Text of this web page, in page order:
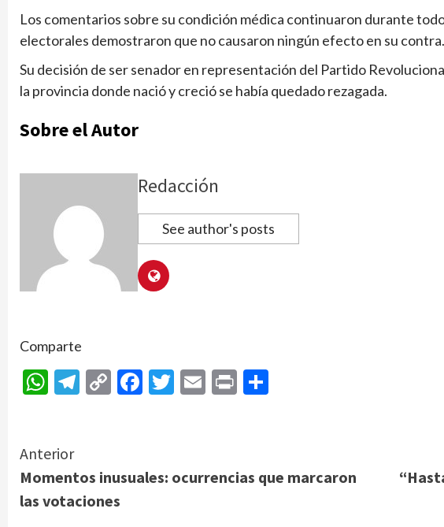
Los comentarios sobre su condición médica continuaron durante
electorales demostraron que no causaron ningún efecto en su contra.
Su decisión de ser senador en representación del Partido
la provincia donde nació y creció se había quedado rezagada.
Sobre el Autor
Redacción
See author's posts
Comparte
WhatsApp
Telegram
CopyFacebook
Twitter
Email
Print
Continue
Reading
Anterior
Momentos inusuales: ocurrencias que marcaron
las votaciones